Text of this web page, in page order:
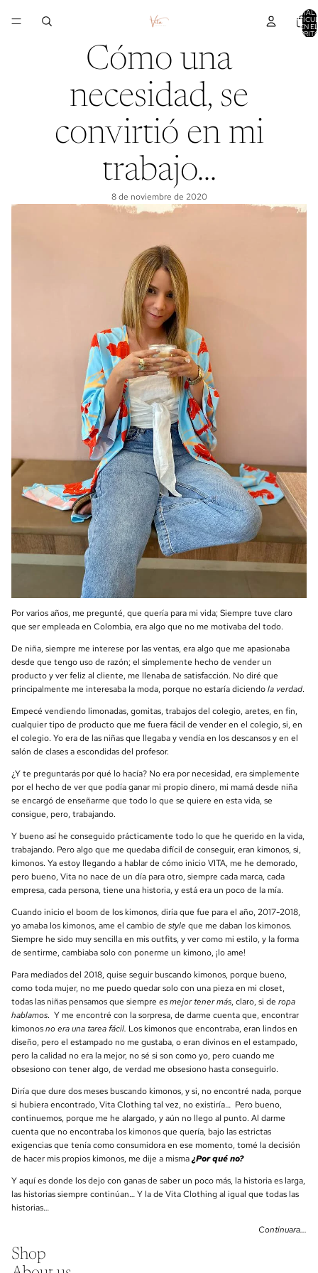
TOTAL
EN EL
Cómo una
necesidad, se
convirtió en mi
trabajo...
8 de noviembre de 2020
Por varios años, me pregunté, que quería para mi vida; Siempre tuve claro
que ser empleada en Colombia, era algo que no me motivaba del todo.
De niña, siempre me interese por las ventas, era algo que me apasionaba
desde que tengo uso de razón; el simplemente hecho de vender un
producto y ver feliz al cliente, me llenaba de satisfacción. No diré que
principalmente me interesaba la moda, porque no estaría diciendola verdad.
Empecé vendiendo limonadas, gomitas, trabajos del colegio, aretes, en fin,
cualquier tipo de producto que me fuera fácil de vender en el colegio, si, en
el colegio. Yo era de las niñas que llegaba y vendía en los descansos y en el
salón de clases a escondidas del profesor.
¿Y te preguntarás por qué lo hacía? No era por necesidad, era simplemente
por el hecho de ver que podía ganar mi propio dinero, mi mamá desde niña
se encargó de enseñarme que todo lo que se quiere en esta vida, se
consigue, pero, trabajando.
Y bueno así he conseguido prácticamente todo lo que he querido en la vida,
trabajando. Pero algo que me quedaba difícil de conseguir, eran kimonos, si,
kimonos. Ya estoy llegando a hablar de cómo inicio VITA, me he demorado,
pero bueno, Vita no nace de un día para otro, siempre cada marca, cada
empresa, cada persona, tiene una historia, y está era un poco de la mía.
Cuando inicio el boom de los kimonos, diría que fue para el año, 2017-2018,
yo amaba los kimonos, ame el cambio de style que me daban los kimonos.
Siempre he sido muy sencilla en mis outfits, y ver como mi estilo, y la forma
de sentirme, cambiaba solo con ponerme un kimono, ¡lo ame!
Para mediados del 2018, quise seguir buscando kimonos, porque bueno,
como toda mujer, no me puedo quedar solo con una pieza en mi closet,
todas las niñas pensamos que siempre es mejor tener más, claro, si de ropa
hablamos. Y me encontré con la sorpresa, de darme cuenta que, encontrar
kimonosno era una tarea fácil. Los kimonos que encontraba, eran lindos en
diseño, pero el estampado no me gustaba, o eran divinos en el estampado,
pero la calidad no era la mejor, no sé si son como yo, pero cuando me
obsesiono con tener algo, de verdad me obsesiono hasta conseguirlo.
Diría que dure dos meses buscando kimonos, y si, no encontré nada, porque
si hubiera encontrado, Vita Clothing tal vez, no existiría… Pero bueno,
continuemos, porque me he alargado, y aún no llego al punto. Al darme
cuenta que no encontraba los kimonos que quería, bajo las estrictas
exigencias que tenía como consumidora en ese momento, tomé la decisión
de hacer mis propios kimonos, me dije a misma¿Por qué no?
Y aquí es donde los dejo con ganas de saber un poco más, la historia es larga,
las historias siempre continúan… Y la de Vita Clothing al igual que todas las
historias…
Continuara...
Shop